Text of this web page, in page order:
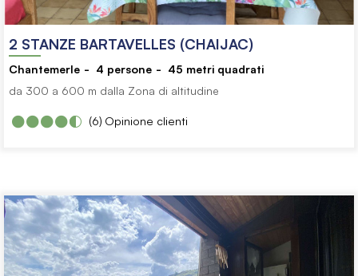
2 STANZE BARTAVELLES (CHAIJAC)
Chantemerle 4 persone 45 metri quadrati
da 300 a 600 m dalla Zona di altitudine
Opinione clienti
(6)